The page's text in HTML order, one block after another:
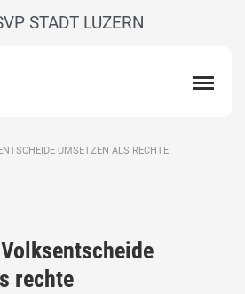
STADT LUZERN
UMSETZEN ALS RECHTE
rechte